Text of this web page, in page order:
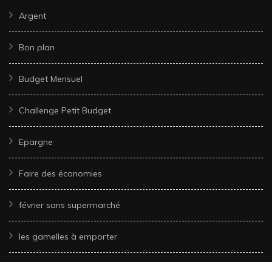
Argent
Bon plan
Budget Mensuel
Challenge Petit Budget
Epargne
Faire des économies
février sans supermarché
les gamelles à emporter